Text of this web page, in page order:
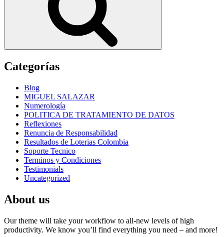
Categorías
Blog
MIGUEL SALAZAR
Numerología
POLITICA DE TRATAMIENTO DE DATOS
Reflexiones
Renuncia de Responsabilidad
Resultados de Loterias Colombia
Soporte Tecnico
Terminos y Condiciones
Testimonials
Uncategorized
About us
Our theme will take your workflow to all-new levels of high
productivity. We know you’ll find everything you need – and more!